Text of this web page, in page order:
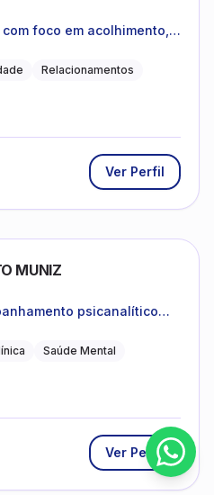
foco em acolhimento,
Relacionamentos
Ver Perfil
MUNIZ
psicanalítico
Saúde Mental
Ver Perfil